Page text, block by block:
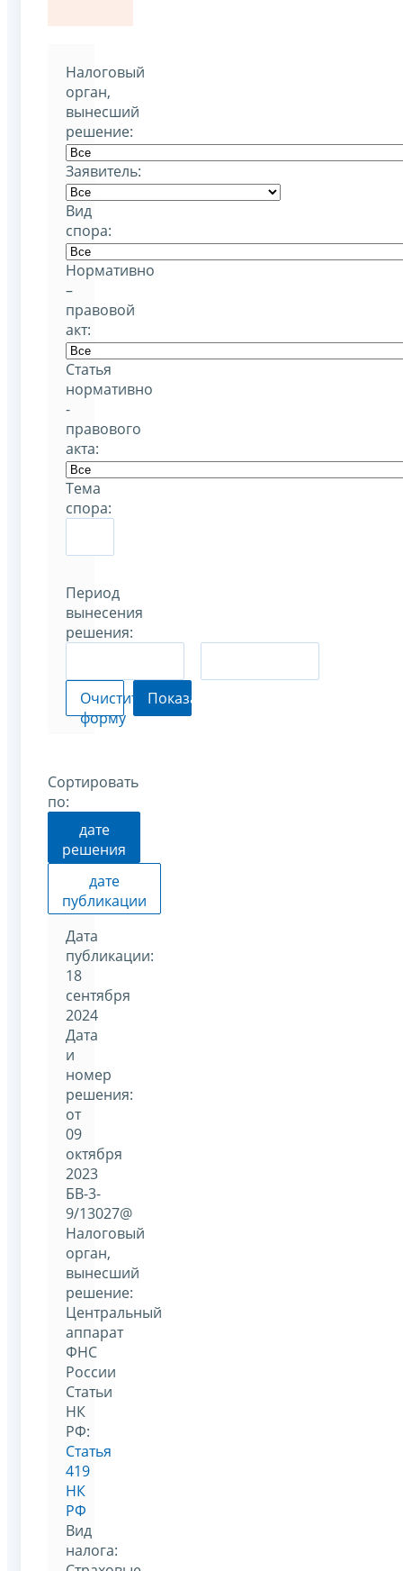
Налоговый
орган,
вынесший
решение:
Заявитель:
Вид
спора:
Нормативно
–
правовой
акт:
Статья
нормативно
-
правового
акта:
Тема
спора:
Период
вынесения
решения:
Очистить
форму
Показать
Сортировать
по:
дате
решения
дате
публикации
Дата
публикации:
18
сентября
2024
Дата
и
номер
решения:
от
09
октября
2023
БВ-3-
9/13027@
Налоговый
орган,
вынесший
решение:
Центральный
аппарат
ФНС
России
Статьи
НК
РФ:
Статья
419
НК
РФ
Вид
налога: